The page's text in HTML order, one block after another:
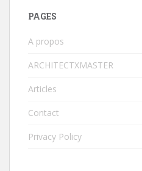
PAGES
A propos
ARCHITECTXMASTER
Articles
Contact
Privacy Policy